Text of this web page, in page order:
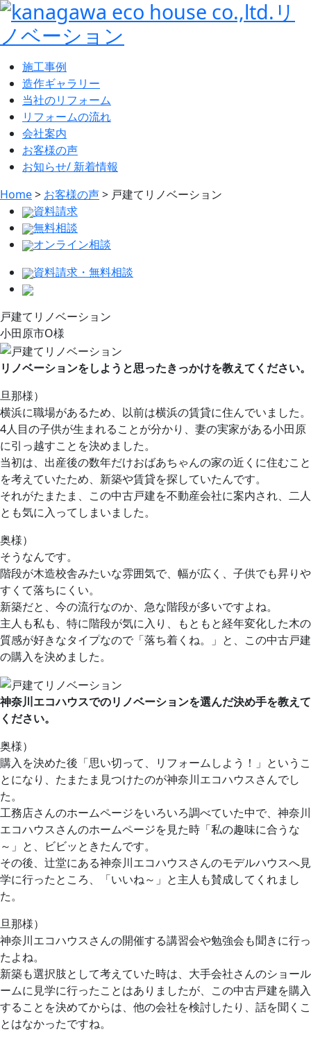
施工事例
造作ギャラリー
当社のリフォーム
リフォームの流れ
会社案内
お客様の声
お知らせ/ 新着情報
Home> お客様の声> 戸建てリノベーション
資料請求
無料相談
オンライン相談
資料請求・無料相談
戸建てリノベーション
小田原市O様
リノベーションをしようと思ったきっかけを教えてください。
旦那様）
横浜に職場があるため、以前は横浜の賃貸に住んでいました。
4人目の子供が生まれることが分かり、妻の実家がある小田原
に引っ越すことを決めました。
当初は、出産後の数年だけおばあちゃんの家の近くに住むこと
を考えていたため、新築や賃貸を探していたんです。
それがたまたま、この中古戸建を不動産会社に案内され、二人
とも気に入ってしまいました。
奥様）
そうなんです。
階段が木造校舎みたいな雰囲気で、幅が広く、子供でも昇りや
すくて落ちにくい。
新築だと、今の流行なのか、急な階段が多いですよね。
主人も私も、特に階段が気に入り、もともと経年変化した木の
質感が好きなタイプなので「落ち着くね。」と、この中古戸建
の購入を決めました。
神奈川エコハウスでのリノベーションを選んだ決め手を教えて
ください。
奥様）
購入を決めた後「思い切って、リフォームしよう！」というこ
とになり、たまたま見つけたのが神奈川エコハウスさんでし
た。
工務店さんのホームページをいろいろ調べていた中で、神奈川
エコハウスさんのホームページを見た時「私の趣味に合うな
～」と、ビビッときたんです。
その後、辻堂にある神奈川エコハウスさんのモデルハウスへ見
学に行ったところ、「いいね～」と主人も賛成してくれまし
た。
旦那様）
神奈川エコハウスさんの開催する講習会や勉強会も聞きに行っ
たよね。
新築も選択肢として考えていた時は、大手会社さんのショール
ームに見学に行ったことはありましたが、この中古戸建を購入
することを決めてからは、他の会社を検討したり、話を聞くこ
とはなかったですね。